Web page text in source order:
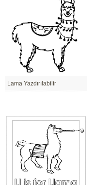
Lama Yazdırılabilir